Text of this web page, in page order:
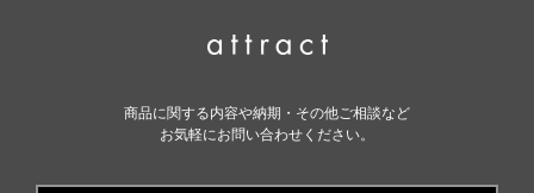
商品に関する内容や納期・その他ご相談など
お気軽にお問い合わせください。